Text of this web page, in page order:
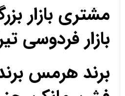
مشتری بازار
بازار فردوسی
برند هرمس